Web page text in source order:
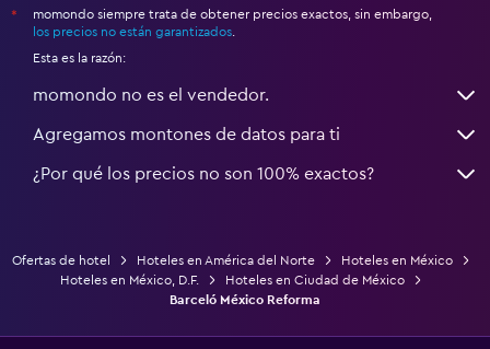
*
momondo siempre trata de obtener precios exactos, sin embargo,
los precios no están garantizados
Esta es la razón:
momondo no es el vendedor.
Agregamos montones de datos para ti
¿Por qué los precios no son 100% exactos?
Ofertas de hotel Hoteles en América del Norte
Hoteles en México
Hoteles en México, D.F.
Hoteles en Ciudad de México
Barceló México Reforma